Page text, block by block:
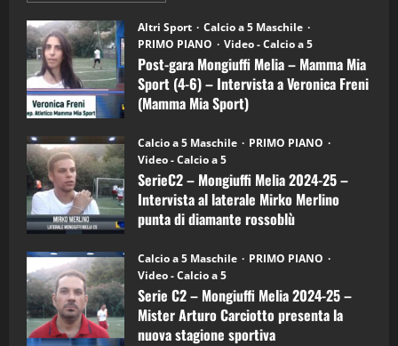
Post-
gara
Mongiuffi
Melia
–
Mamma
Mia
Sport
6)
–
Intervista
a
mister
Arturo
Carciotto
(Mongiuffi
Altri Sport
Calcio a 5 Maschile
PRIMO PIANO
Video - Calcio a 5
Post-gara Mongiuffi Melia – Mamma Mia
Sport (4-6) – Intervista a Veronica Freni
(Mamma Mia Sport)
Calcio a 5 Maschile
PRIMO PIANO
Video - Calcio a 5
SerieC2 – Mongiuffi Melia 2024-25 –
Intervista al laterale Mirko Merlino
punta di diamante rossoblù
Calcio a 5 Maschile
PRIMO PIANO
Video - Calcio a 5
Serie C2 – Mongiuffi Melia 2024-25 –
Mister Arturo Carciotto presenta la
nuova stagione sportiva
3
"SportEmpire" in Podcast
“SportEmpire” in Podcast: 28^ Puntata
(Martedi 21 Aprile 2026)
21/04/2026
4
“SportEmpire” in Podcast: 27^ Puntata
(Martedi 14 Aprile 2026)
15/04/2026
5
“SportEmpire” in Podcast: 26^ Puntata
(Martedi 07 Aprile 2026)
08/04/2026